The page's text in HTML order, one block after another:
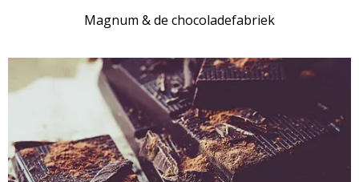
Magnum & de chocoladefabriek